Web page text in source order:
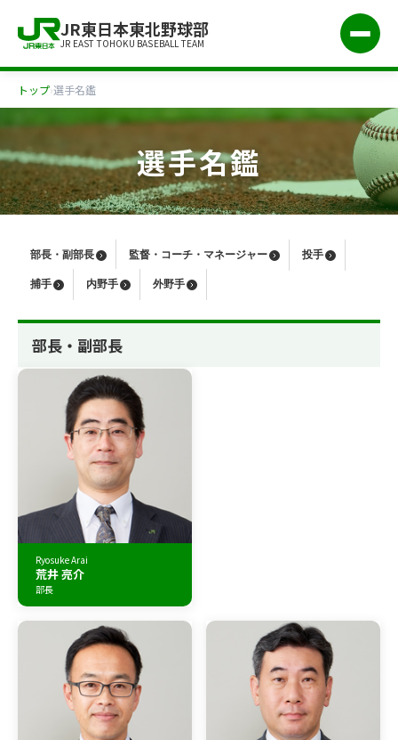
JR東日本東北野球部
JR EAST TOHOKU BASEBALL TEAM
トップ›選手名鑑
選手名鑑
部長・副部長 監督・コーチ・マネージャー 投手
捕手 内野手 外野手
部長・副部長
Ryosuke Arai
荒井 亮介
部長